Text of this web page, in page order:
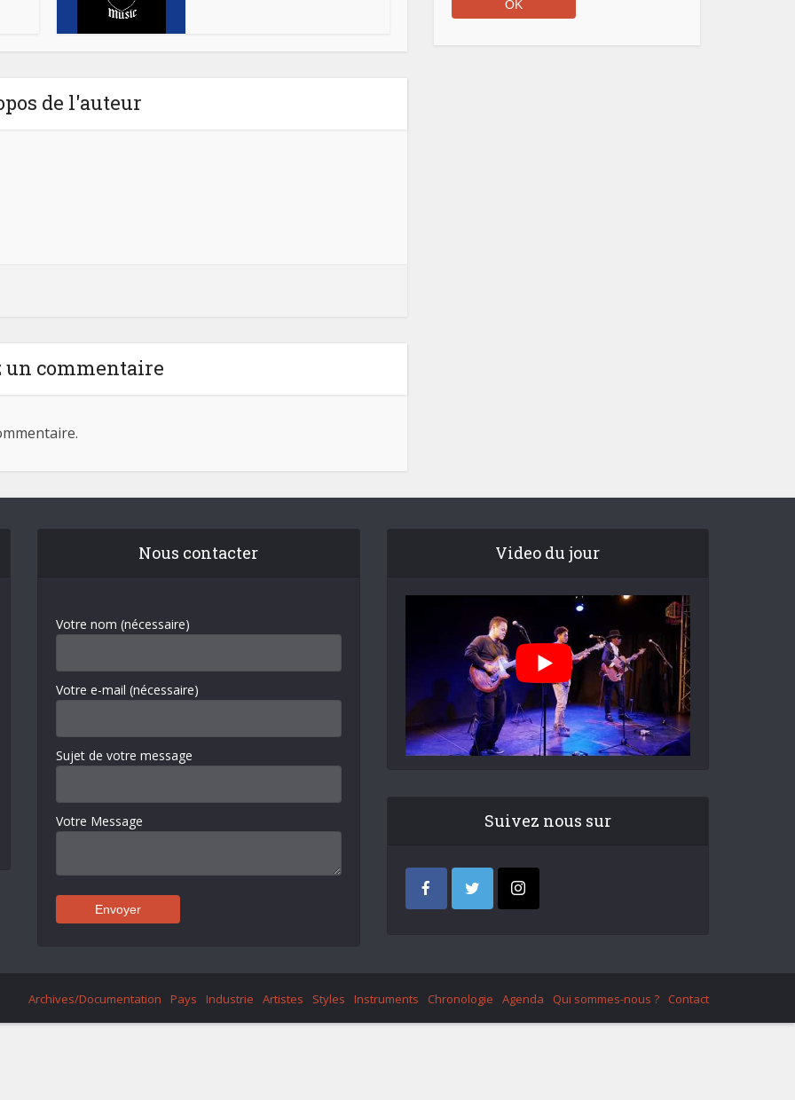
de l'auteur
un commentaire
Nous contacter
Votre nom (nécessaire)
Votre e-mail (nécessaire)
Sujet de votre message
Votre Message
Video du jour
Suivez nous sur
Archives/Documentation Pays Industrie Artistes Styles Instruments Chronologie Agenda Qui sommes-nous ? Contact